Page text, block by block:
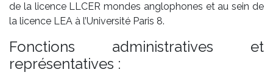
de la licence LLCER mondes anglophones et au sein de
la licence LEA à l’Université Paris 8.
Fonctions administratives et
représentatives :